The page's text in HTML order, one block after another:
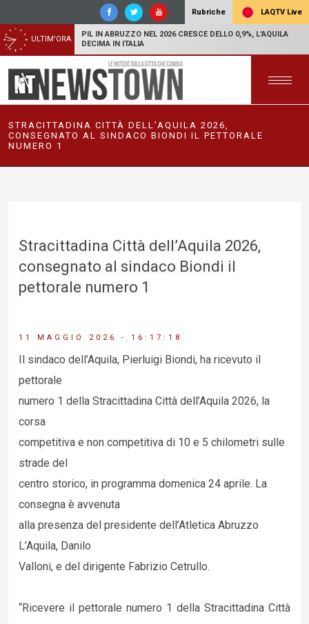
Rubriche LAQTV Live
ULTIM'ORA
PIL IN ABRUZZO NEL 2026 CRESCE DELLO 0,9%, L'AQUILA
DECIMA IN ITALIA
STRACITTADINA CITTÀ DELL’AQUILA 2026,
CONSEGNATO AL SINDACO BIONDI IL PETTORALE
NUMERO 1
Stracittadina Città dell’Aquila 2026,
consegnato al sindaco Biondi il
pettorale numero 1
11 MAGGIO 2026 - 16:17:18
Il sindaco dell’Aquila, Pierluigi Biondi, ha ricevuto il
pettorale
numero 1 della Stracittadina Città dell’Aquila 2026, la
corsa
competitiva e non competitiva di 10 e 5 chilometri sulle
strade del
centro storico, in programma domenica 24 aprile. La
consegna è avvenuta
alla presenza del presidente dell’Atletica Abruzzo
L’Aquila, Danilo
Valloni, e del dirigente Fabrizio Cetrullo.
“Ricevere il pettorale numero 1 della Stracittadina Città